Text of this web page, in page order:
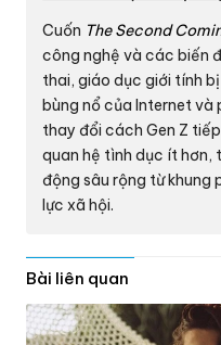
Cuốn The Second
công nghệ và các biến
thai, giáo dục giới tính
bùng nổ của Internet và
thay đổi cách Gen Z
quan hệ tình dục ít hơn,
động sâu rộng từ khung
lực xã hội.
Bài liên quan